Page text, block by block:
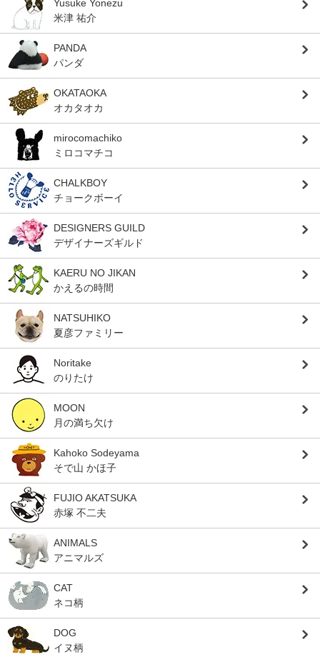
Yusuke Yonezu
米津 祐介
PANDA
パンダ
OKATAOKA
オカタオカ
mirocomachiko
ミロコマチコ
CHALKBOY
チョークボーイ
DESIGNERS GUILD
デザイナーズギルド
KAERU NO JIKAN
かえるの時間
NATSUHIKO
夏彦ファミリー
Noritake
のりたけ
MOON
月の満ち欠け
Kahoko Sodeyama
そで山 かほ子
FUJIO AKATSUKA
赤塚 不二夫
ANIMALS
アニマルズ
CAT
ネコ柄
DOG
イヌ柄